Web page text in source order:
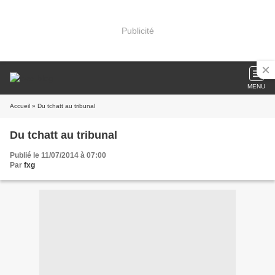
Publicité
MENU
Accueil » Du tchatt au tribunal
Du tchatt au tribunal
Publié le 11/07/2014 à 07:00
Par fxg